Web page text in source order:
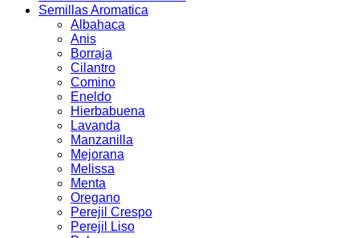
Semillas Aromatica
Albahaca
Anis
Borraja
Cilantro
Comino
Eneldo
Hierbabuena
Lavanda
Manzanilla
Mejorana
Melissa
Menta
Oregano
Perejil Crespo
Perejil Liso